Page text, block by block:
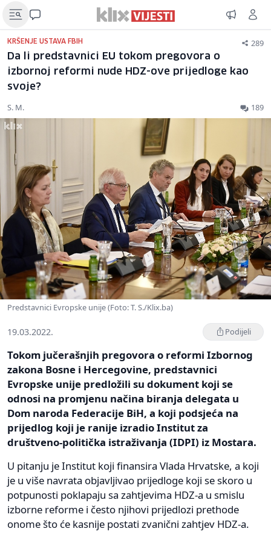
KRŠENJE USTAVA FBIH 289
Da li predstavnici EU tokom pregovora o
izbornoj reformi nude HDZ-ove prijedloge kao
svoje?
S. M. 189
Predstavnici Evropske unije (Foto: T. S./Klix.ba)
19.03.2022. Podijeli
Tokom jučerašnjih pregovora o reformi Izbornog
zakona Bosne i Hercegovine, predstavnici
Evropske unije predložili su dokument koji se
odnosi na promjenu načina biranja delegata u
Dom naroda Federacije BiH, a koji podsjeća na
prijedlog koji je ranije izradio Institut za
društveno-politička istraživanja (IDPI) iz Mostara.
U pitanju je Institut koji finansira Vlada Hrvatske, a koji
je u više navrata objavljivao prijedloge koji se skoro u
potpunosti poklapaju sa zahtjevima HDZ-a u smislu
izborne reforme i često njihovi prijedlozi prethode
onome što će kasnije postati zvanični zahtjev HDZ-a.